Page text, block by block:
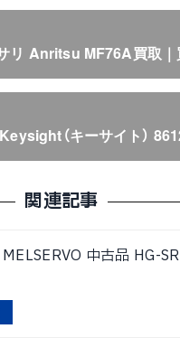
リ Anritsu MF76A買取
（キーサイト）
関連記事
中古品 HG-